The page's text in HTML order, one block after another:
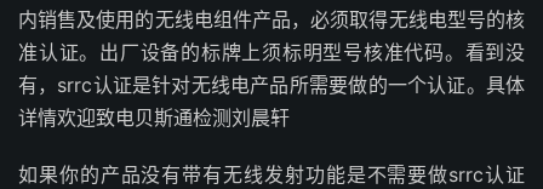
内销售及使用的无线电组件产品，必须取得无线电型号的核
准认证。出厂设备的标牌上须标明型号核准代码。看到没
有，srrc认证是针对无线电产品所需要做的一个认证。具体
详情欢迎致电贝斯通检测刘晨轩
如果你的产品没有带有无线发射功能是不需要做srrc认证